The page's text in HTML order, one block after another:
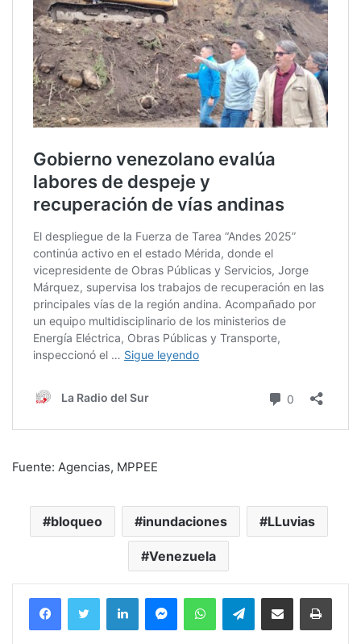
Fuente: Agencias, MPPEE
bloqueo inundaciones LLuvias
Venezuela
FacebookTwitter LinkedInMessengerWhatsAppTelegramCompartir por correo electrónico